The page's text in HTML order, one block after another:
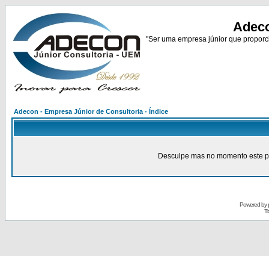
"Ser uma empresa júnior que
Adecon - Empresa Júnior de Consultoria - Índice
Desculpe mas no momento este
Powered by